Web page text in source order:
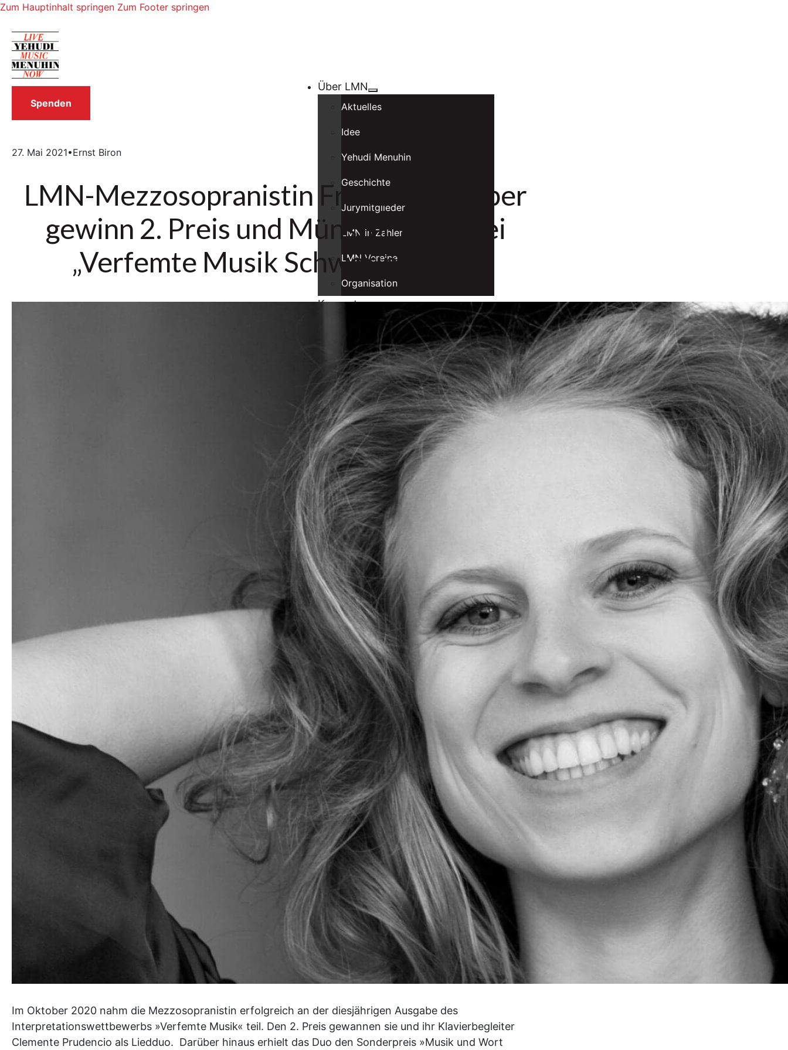
Zum Hauptinhalt springen Zum Footer springen
Über LMN
Aktuelles
Idee
Yehudi Menuhin
Geschichte
Jurymitglieder
LMN in Zahlen
LMN Vereine
Organisation
Konzerte
Konzerte in sozialen Einrichtungen
Benefizkonzerte
Musiker
Ensembles
Stipendiaten
Alumni
Spielstätten
Förderer
Intranet
Anmelden
Kontakt
Kontaktformular
Newsletter
Impressum
Datenschutz
Spenden
27. Mai 2021•Ernst Biron
LMN-Mezzosopranistin Franziska Weber
gewinn 2. Preis und Münster Preis bei
„Verfemte Musik Schwerin 2020“
Im Oktober 2020 nahm die Mezzosopranistin erfolgreich an der diesjährigen Ausgabe des
Interpretationswettbewerbs »Verfemte Musik« teil. Den 2. Preis gewannen sie und ihr Klavierbegleiter
Clemente Prudencio als Liedduo. Darüber hinaus erhielt das Duo den Sonderpreis »Musik und Wort